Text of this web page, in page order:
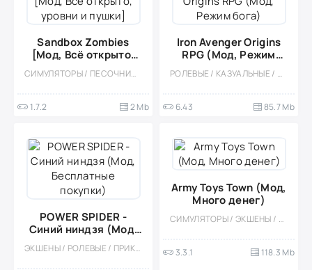
Sandbox Zombies
[Мод, Всё открыто,
уровни и пушки] СИМУЛЯТОРЫ / ПЕСОЧНИЦЫ / КАЗУАЛЬНЫЕ / ОДНОПОЛЬЗОВАТЕЛЬСКИЕ / ПИКСЕЛЬНАЯ / СТИЛИЗАЦИЯ / ОФЛАЙН / МАЛЕНЬКАЯ / МОД / ВИД СБОКУ / РЕТРО / ЗОМБИ / ЭКШЕНЫ
1.7.2 2 Mb
Iron Avenger Origins
RPG (Мод, Режим
бога)
РОЛЕВЫЕ / КАЗУАЛЬНЫЕ / ОДНОПОЛЬЗОВАТЕЛЬСКИЕ / СТИЛИЗАЦИЯ / ОФЛАЙН / МОД / ВСТРОЕННЫЙ КЕШ / СУПЕРГЕРОИ / ЭКШЕНЫ / ОТКРЫТЫЙ МИР / РОБОТЫ / БОССЫ / НАУЧНАЯ ФАНТАСТИКА
6.43 85.7 Mb
POWER SPIDER -
Синий ниндзя (Мод,
Бесплатные покупки)ЭКШЕНЫ / РОЛЕВЫЕ / ПРИКЛЮЧЕНИЕ / ОДНОПОЛЬЗОВАТЕЛЬСКИЕ / СТИЛИЗАЦИЯ
Army Toys Town (Мод,
Много денег)
СИМУЛЯТОРЫ / ЭКШЕНЫ / КАЗУАЛЬНЫЕ / СТИЛИЗАЦИЯ / ОДНОПОЛЬЗОВАТЕЛЬСКИЕ / ОФЛАЙН / 3D / ВОЙНА / ВСТРОЕННЫЙ КЕШ / МОД
3.3.1 118.3 Mb